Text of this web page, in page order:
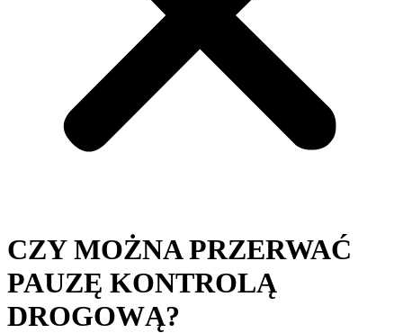
CZY MOŻNA PRZERWAĆ
PAUZĘ KONTROLĄ
DROGOWĄ?